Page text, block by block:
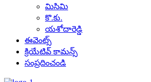
మిసిమి
కొ.కు.
యశోదారెడ్డి
ఈవెంట్స్
క్రియేటివ్ కామన్స్
సంప్రదించండి